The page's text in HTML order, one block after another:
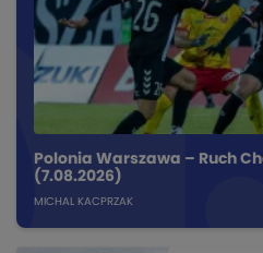
Polonia Warszawa – Ruch
(7.08.2026)
MICHAL KACPRZAK